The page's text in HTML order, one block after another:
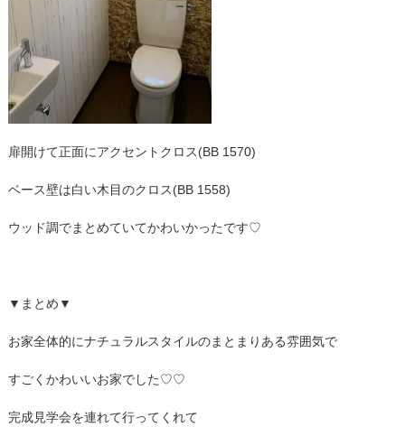
扉開けて正面にアクセントクロス(BB 1570)
ベース壁は白い木目のクロス(BB 1558)
ウッド調でまとめていてかわいかったです♡
▼まとめ▼
お家全体的にナチュラルスタイルのまとまりある雰囲気で
すごくかわいいお家でした♡♡
完成見学会を連れて行ってくれて